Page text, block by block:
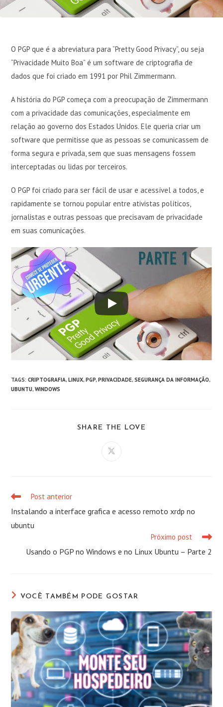
O PGP que é a abreviatura para “Pretty Good Privacy”, ou seja
“Privacidade Muito Boa” é um software de criptografia de
dados que foi criado em 1991 por Phil Zimmermann.
A história do PGP começa com a preocupação de Zimmermann
com a privacidade das comunicações, especialmente em
relação ao governo dos Estados Unidos. Ele queria criar um
software que permitisse que as pessoas se comunicassem de
forma segura e privada, sem que suas mensagens fossem
interceptadas ou lidas por terceiros.
O PGP foi criado para ser fácil de usar e acessível a todos, e
rapidamente se tornou popular entre ativistas políticos,
jornalistas e outras pessoas que precisavam de privacidade
em suas comunicações.
TAGS:CRIPTOGRAFIA, LINUX, PGP, PRIVACIDADE, SEGURANÇA DA INFORMAÇÃO,
UBUNTU, WINDOWS
SHARE THE LOVE
Abre
Leia
artigos
Post anterior
Instalando a interface grafica e acesso remoto xrdp no
ubuntu
Próximo post
Usando o PGP no Windows e no Linux Ubuntu – Parte 2
VOCÊ TAMBÉM PODE GOSTAR